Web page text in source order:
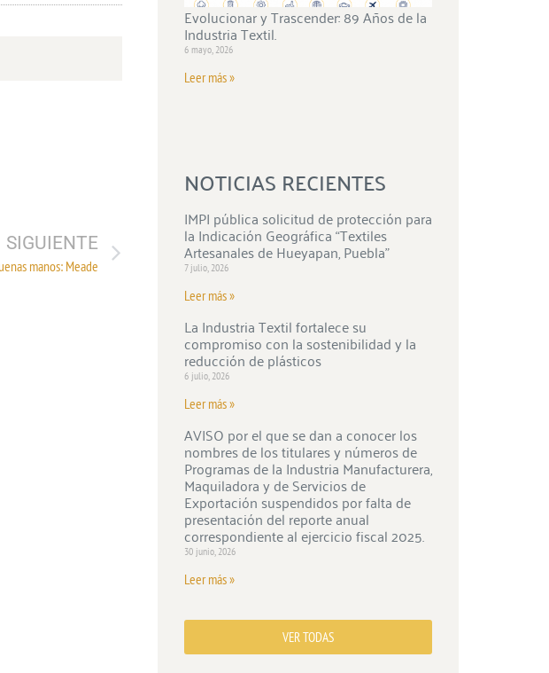
SIGUIENTE
manos: Meade
Evolucionar y Trascender: 89 Años de la
Industria Textil.
6 mayo, 2026
Leer más »
NOTICIAS RECIENTES
IMPI pública solicitud de protección para
la Indicación Geográfica “Textiles
Artesanales de Hueyapan, Puebla”
7 julio, 2026
Leer más »
La Industria Textil fortalece su
compromiso con la sostenibilidad y la
reducción de plásticos
6 julio, 2026
Leer más »
AVISO por el que se dan a conocer los
nombres de los titulares y números de
Programas de la Industria Manufacturera,
Maquiladora y de Servicios de
Exportación suspendidos por falta de
presentación del reporte anual
correspondiente al ejercicio fiscal 2025.
30 junio, 2026
Leer más »
VER TODAS